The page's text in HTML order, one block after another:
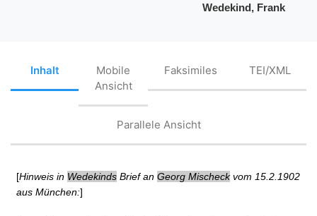
Wedekind, Frank
Inhalt
Mobile
Ansicht
Faksimiles TEI/XML
Parallele Ansicht
[Hinweis in WedekindsBrief an Georg Mischeckvom 15.2.1902
aus München:]